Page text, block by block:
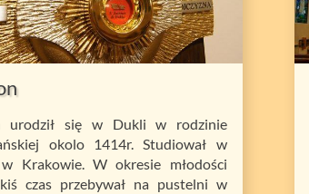
urodził się w Dukli w rodzinie
okolo 1414r. Studiował w
Krakowie. W okresie młodości
czas przebywał na pustelni w